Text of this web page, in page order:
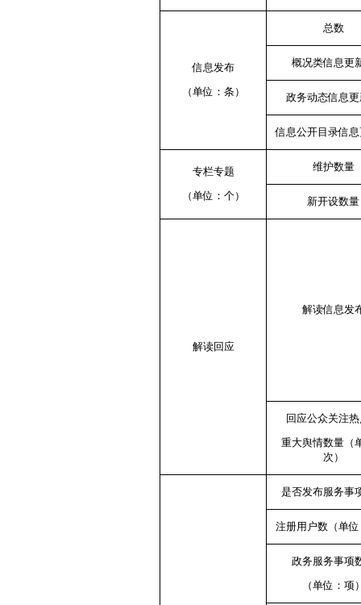
信息发布
（单位：条）
总数
概况类信息更
政务动态信息
信息公开目录信
专栏专题
（单位：个）
维护数量
新开设数量
解读回应
解读信息发
回应公众关注
重大舆情数量（
次）
是否发布服务事
注册用户数（单
政务服务事项
（单位：项